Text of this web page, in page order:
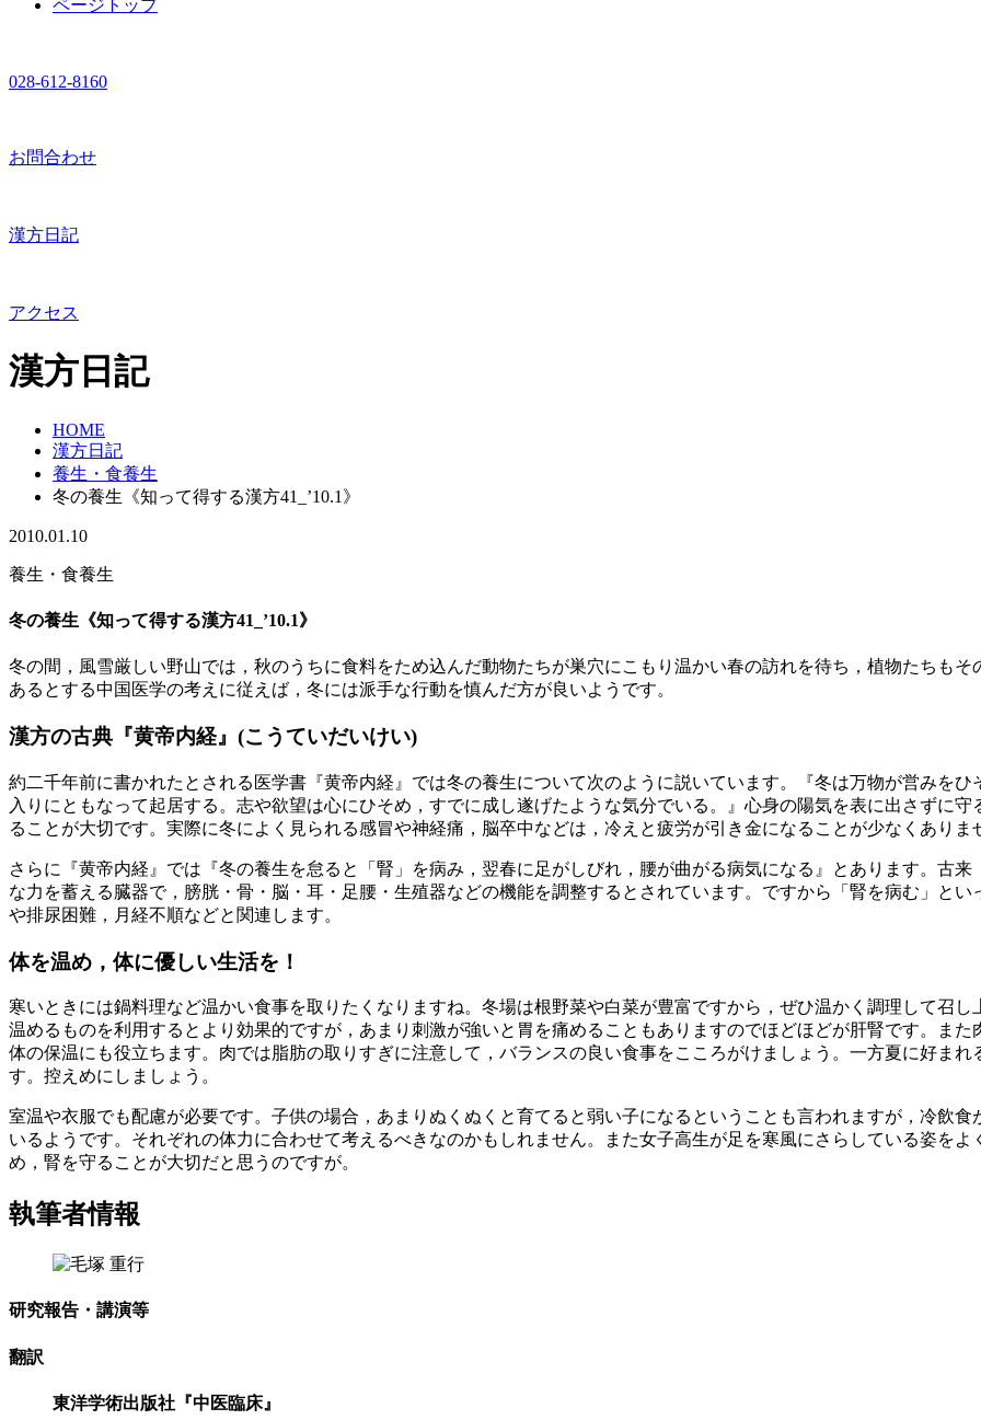
ページトップ
028-612-8160
お問合わせ
漢方日記
アクセス
漢方日記
HOME
漢方日記
養生・食養生
冬の養生《知って得する漢方41_’10.1》
2010.01.10
養生・食養生
冬の養生《知って得する漢方41_’10.1》
冬の間，風雪厳しい野山では，秋のうちに食料をため込んだ動物たちが巣穴にこもり温かい春の訪れを待ち，植物たちも
あるとする中国医学の考えに従えば，冬には派手な行動を慎んだ方が良いようです。
漢方の古典『黄帝内経』(こうていだいけい)
約二千年前に書かれたとされる医学書『黄帝内経』では冬の養生について次のように説いています。『冬は万物が営みを
入りにともなって起居する。志や欲望は心にひそめ，すでに成し遂げたような気分でいる。』心身の陽気を表に出さずに
ることが大切です。実際に冬によく見られる感冒や神経痛，脳卒中などは，冷えと疲労が引き金になることが少なくありま
さらに『黄帝内経』では『冬の養生を怠ると「腎」を病み，翌春に足がしびれ，腰が曲がる病気になる』とあります。古
な力を蓄える臓器で，膀胱・骨・脳・耳・足腰・生殖器などの機能を調整するとされています。ですから「腎を病む」と
や排尿困難，月経不順などと関連します。
体を温め，体に優しい生活を！
寒いときには鍋料理など温かい食事を取りたくなりますね。冬場は根野菜や白菜が豊富ですから，ぜひ温かく調理して召
温めるものを利用するとより効果的ですが，あまり刺激が強いと胃を痛めることもありますのでほどほどが肝腎です。ま
体の保温にも役立ちます。肉では脂肪の取りすぎに注意して，バランスの良い食事をこころがけましょう。一方夏に好ま
す。控えめにしましょう。
室温や衣服でも配慮が必要です。子供の場合，あまりぬくぬくと育てると弱い子になるということも言われますが，冷飲
いるようです。それぞれの体力に合わせて考えるべきなのかもしれません。また女子高生が足を寒風にさらしている姿を
め，腎を守ることが大切だと思うのですが。
執筆者情報
研究報告・講演等
翻訳
東洋学術出版社『中医臨床』